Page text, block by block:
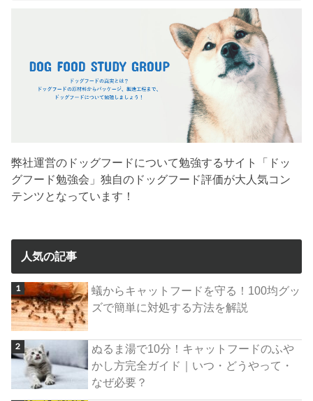
弊社運営のドッグフードについて勉強するサイト「ドッ
グフード勉強会」独自のドッグフード評価が大人気コン
テンツとなっています！
人気の記事
蟻からキャットフードを守る！100均グッ
ズで簡単に対処する方法を解説
ぬるま湯で10分！キャットフードのふや
かし方完全ガイド｜いつ・どうやって・
なぜ必要？